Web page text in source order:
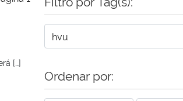
[…]
Ordenar por: